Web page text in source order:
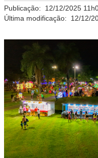
Publicação: 12/12/2025
Última modificação: 12/12/